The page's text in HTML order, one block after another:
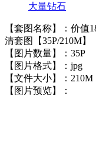
大量钻石
【套图名称】：价值
清套图【35P/210M】
【图片数量】：35P
【图片格式】：jpg
【文件大小】：210M
【图片预览】：